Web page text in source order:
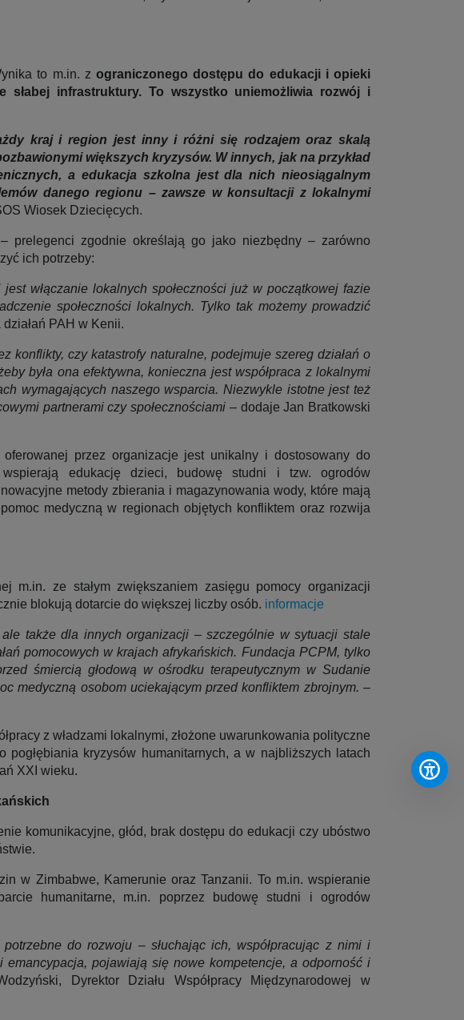
to m.in. z ograniczonego dostępu do edukacji i opieki
infrastruktury. To wszystko uniemożliwia rozwój i
kraj i region jest inny i różni się rodzajem oraz skalą
większych kryzysów. W innych, jak na przykład
a edukacja szkolna jest dla nich nieosiągalnym
danego regionu – zawsze w konsultacji z lokalnymi
Wiosek Dziecięcych.
prelegenci zgodnie określają go jako niezbędny – zarówno
ich potrzeby:
włączanie lokalnych społeczności już w początkowej fazie
społeczności lokalnych. Tylko tak możemy prowadzić
PAH w Kenii.
konflikty, czy katastrofy naturalne, podejmuje szereg działań o
była ona efektywna, konieczna jest współpraca z lokalnymi
wymagających naszego wsparcia. Niezwykle istotne jest też
partnerami czy społecznościami – dodaje Jan Bratkowski
przez organizacje jest unikalny i dostosowany do
edukację dzieci, budowę studni i tzw. ogrodów
metody zbierania i magazynowania wody, które mają
medyczną w regionach objętych konfliktem oraz rozwija
m.in. ze stałym zwiększaniem zasięgu pomocy organizacji
blokują dotarcie do większej liczby osób. informacje
także dla innych organizacji – szczególnie w sytuacji stale
pomocowych w krajach afrykańskich. Fundacja PCPM, tylko
śmiercią głodową w ośrodku terapeutycznym w Sudanie
medyczną osobom uciekającym przed konfliktem zbrojnym. –
z władzami lokalnymi, złożone uwarunkowania polityczne
kryzysów humanitarnych, a w najbliższych latach
XXI wieku.
komunikacyjne, głód, brak dostępu do edukacji czy ubóstwo
w Zimbabwe, Kamerunie oraz Tanzanii. To m.in. wspieranie
humanitarne, m.in. poprzez budowę studni i ogrodów
do rozwoju – słuchając ich, współpracując z nimi i
pojawiają się nowe kompetencje, a odporność i
Dyrektor Działu Współpracy Międzynarodowej w